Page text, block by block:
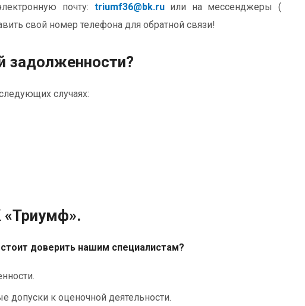
почту: triumf36@bk.ruили на мессенджеры (
свой номер телефона для обратной связи!
задолженности?
случаях:
доверить нашим специалистам?
к оценочной деятельности.